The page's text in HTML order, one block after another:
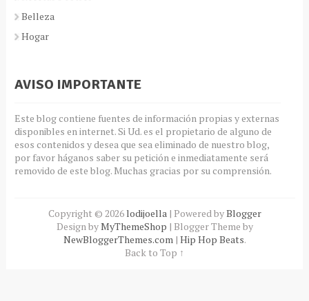
Belleza
Hogar
AVISO IMPORTANTE
Este blog contiene fuentes de información propias y externas
disponibles en internet. Si Ud. es el propietario de alguno de
esos contenidos y desea que sea eliminado de nuestro blog,
por favor háganos saber su petición e inmediatamente será
removido de este blog. Muchas gracias por su comprensión.
Copyright © 2026 lodijoella| Powered byBlogger
Design byMyThemeShop | Blogger Theme by
NewBloggerThemes.com| Hip Hop Beats.
Back to Top ↑